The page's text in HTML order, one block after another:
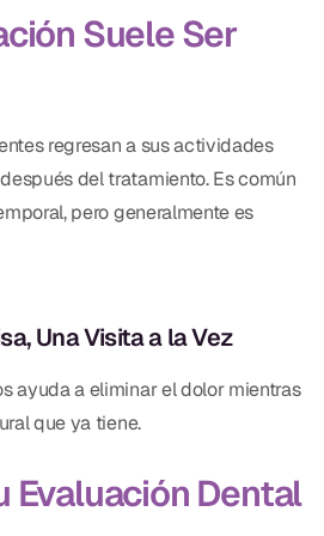
Suele Ser
regresan a sus actividades
del tratamiento. Es común
pero generalmente es
Una Visita a la Vez
ayuda a eliminar el dolor mientras
que ya tiene.
Evaluación Dental